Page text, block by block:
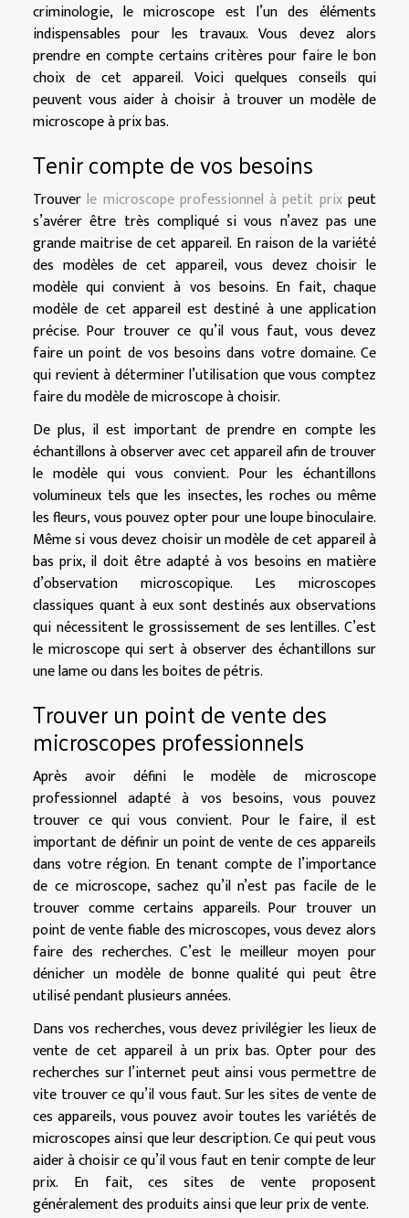
criminologie, le microscope est l’un des éléments
indispensables pour les travaux. Vous devez alors
prendre en compte certains critères pour faire le bon
choix de cet appareil. Voici quelques conseils qui
peuvent vous aider à choisir à trouver un modèle de
microscope à prix bas.
Tenir compte de vos besoins
Trouverle microscope professionnel à petit prixpeut
s’avérer être très compliqué si vous n’avez pas une
grande maitrise de cet appareil. En raison de la variété
des modèles de cet appareil, vous devez choisir le
modèle qui convient à vos besoins. En fait, chaque
modèle de cet appareil est destiné à une application
précise. Pour trouver ce qu’il vous faut, vous devez
faire un point de vos besoins dans votre domaine. Ce
qui revient à déterminer l’utilisation que vous comptez
faire du modèle de microscope à choisir.
De plus, il est important de prendre en compte les
échantillons à observer avec cet appareil afin de trouver
le modèle qui vous convient. Pour les échantillons
volumineux tels que les insectes, les roches ou même
les fleurs, vous pouvez opter pour une loupe binoculaire.
Même si vous devez choisir un modèle de cet appareil à
bas prix, il doit être adapté à vos besoins en matière
d’observation microscopique. Les microscopes
classiques quant à eux sont destinés aux observations
qui nécessitent le grossissement de ses lentilles. C’est
le microscope qui sert à observer des échantillons sur
une lame ou dans les boites de pétris.
Trouver un point de vente des
microscopes professionnels
Après avoir défini le modèle de microscope
professionnel adapté à vos besoins, vous pouvez
trouver ce qui vous convient. Pour le faire, il est
important de définir un point de vente de ces appareils
dans votre région. En tenant compte de l’importance
de ce microscope, sachez qu’il n’est pas facile de le
trouver comme certains appareils. Pour trouver un
point de vente fiable des microscopes, vous devez alors
faire des recherches. C’est le meilleur moyen pour
dénicher un modèle de bonne qualité qui peut être
utilisé pendant plusieurs années.
Dans vos recherches, vous devez privilégier les lieux de
vente de cet appareil à un prix bas. Opter pour des
recherches sur l’internet peut ainsi vous permettre de
vite trouver ce qu’il vous faut. Sur les sites de vente de
ces appareils, vous pouvez avoir toutes les variétés de
microscopes ainsi que leur description. Ce qui peut vous
aider à choisir ce qu’il vous faut en tenir compte de leur
prix. En fait, ces sites de vente proposent
généralement des produits ainsi que leur prix de vente.